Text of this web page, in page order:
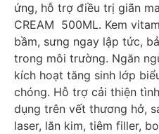
ứng, hỗ trợ điều trị giãn
CREAM 500ML. Kem
bầm, sưng ngay lập tức,
trong môi trường. Ngăn
kích hoạt tăng sinh lớp
chóng. Hỗ trợ cải thiện
dụng trên vết thương hở,
laser, lăn kim, tiêm filler,